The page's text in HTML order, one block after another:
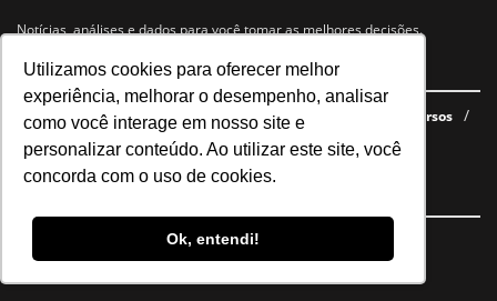
Utilizamos cookies para oferecer melhor
experiência, melhorar o desempenho, analisar
como você interage em nosso site e
personalizar conteúdo. Ao utilizar este site, você
concorda com o uso de cookies.
Ok, entendi!
Notícias, análises e dados para você tomar as melhores decisões.
Navegue no site
Últimas notícias Quem somos E-books gratuitos
Cursos
Política de privacidade